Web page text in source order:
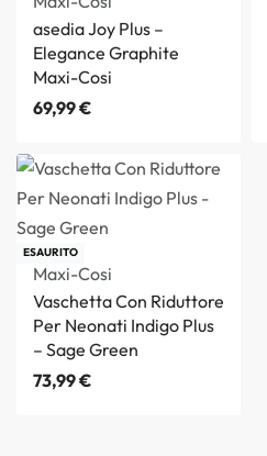
asedia Joy Plus –
Elegance Graphite
Maxi-Cosi
69,99€
ESAURITO
Maxi-Cosi
Vaschetta Con Riduttore
Per Neonati Indigo Plus
– Sage Green
73,99€